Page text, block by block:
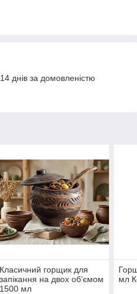
днів за домовленістю
Класичний горщик для
запікання на двох об’ємом
1500 мл
мл